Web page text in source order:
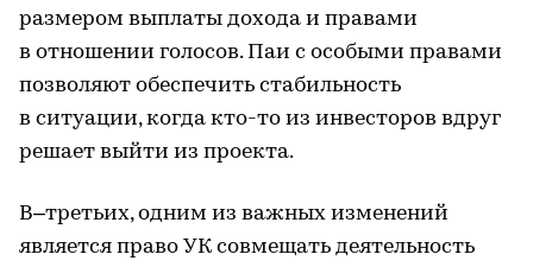
размером выплаты дохода и правами
в отношении голосов. Паи с особыми правами
позволяют обеспечить стабильность
в ситуации, когда кто-то из инвесторов вдруг
решает выйти из проекта.
В–третьих, одним из важных изменений
является право УК совмещать деятельность